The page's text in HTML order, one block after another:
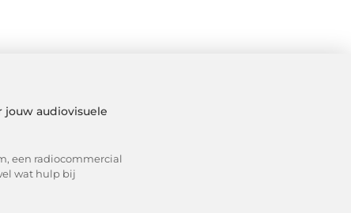
audiovisuele
een radiocommercial
wat hulp bij